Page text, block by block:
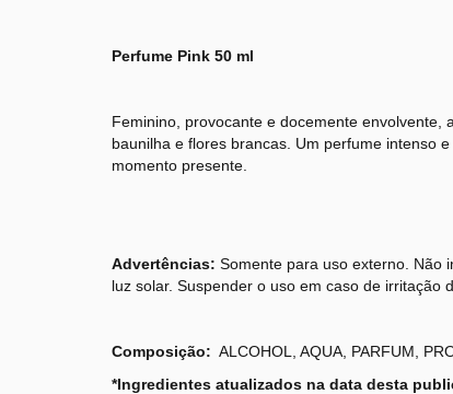
Perfume Pink 50 ml
Feminino, provocante e docemente
baunilha e flores brancas. Um perfume intenso
momento presente.
Advertências: Somente para uso externo. Não
luz solar. Suspender o uso em caso de irritação
Composição: ALCOHOL, AQUA, PARFUM,
*Ingredientes atualizados na data desta